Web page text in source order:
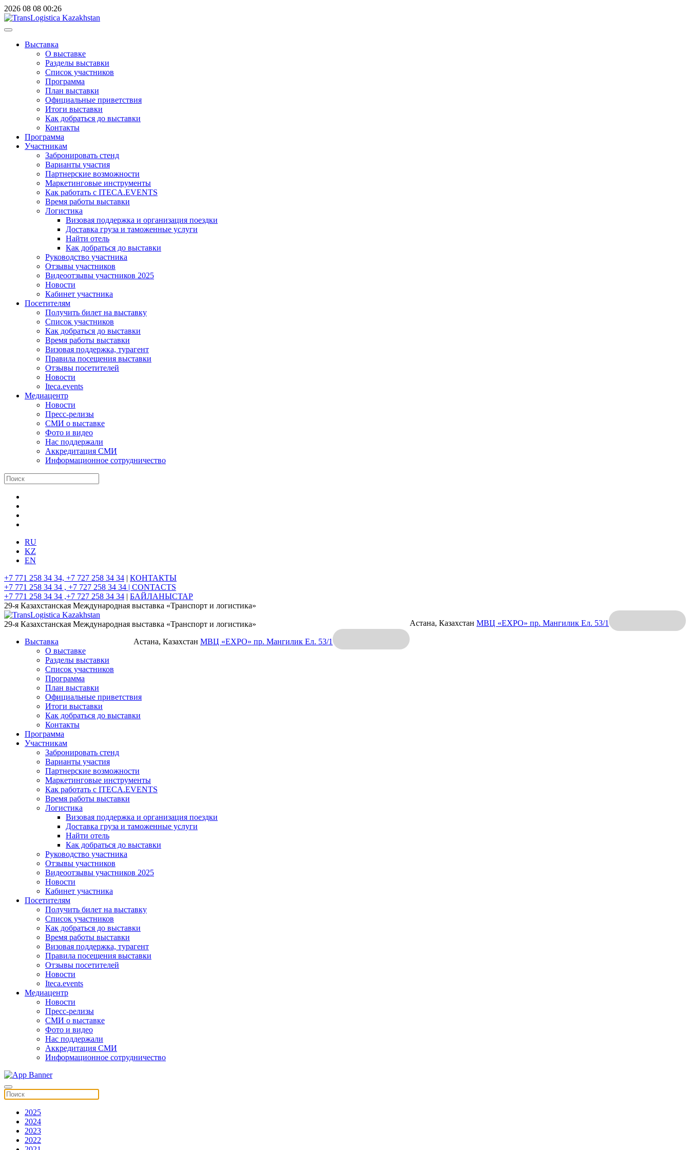
2026 08 08 00:26
Выставка
О выставке
Разделы выставки
Список участников
Программа
План выставки
Официальные приветствия
Итоги выставки
Как добраться до выставки
Контакты
Программа
Участникам
Забронировать стенд
Варианты участия
Партнерские возможности
Маркетинговые инструменты
Как работать с ITECA.EVENTS
Время работы выставки
Логистика
Визовая поддержка и организация поездки
Доставка груза и таможенные услуги
Найти отель
Как добраться до выставки
Руководство участника
Отзывы участников
Видеоотзывы участников 2025
Новости
Кабинет участника
Посетителям
Получить билет на выставку
Список участников
Как добраться до выставки
Время работы выставки
Визовая поддержка, турагент
Правила посещения выставки
Отзывы посетителей
Новости
Iteca.events
Медиацентр
Новости
Пресс-релизы
СМИ о выставке
Фото и видео
Нас поддержали
Аккредитация СМИ
Информационное сотрудничество
RU
KZ
EN
+7 771 258 34 34, +7 727 258 34 34 | КОНТАКТЫ
+7 771 258 34 34 , +7 727 258 34 34 | CONTACTS
+7 771 258 34 34 ,+7 727 258 34 34 | БАЙЛАНЫСТАР
29-я Казахстанская Международная выставка «Транспорт и логистика»
Астана, Казахстан МВЦ «EXPO» пр. Мангилик Ел. 53/1
29-я Казахстанская Международная выставка «Транспорт и логистика»
Астана, Казахстан МВЦ «EXPO» пр. Мангилик Ел. 53/1
Выставка
О выставке
Разделы выставки
Список участников
Программа
План выставки
Официальные приветствия
Итоги выставки
Как добраться до выставки
Контакты
Программа
Участникам
Забронировать стенд
Варианты участия
Партнерские возможности
Маркетинговые инструменты
Как работать с ITECA.EVENTS
Время работы выставки
Логистика
Визовая поддержка и организация поездки
Доставка груза и таможенные услуги
Найти отель
Как добраться до выставки
Руководство участника
Отзывы участников
Видеоотзывы участников 2025
Новости
Кабинет участника
Посетителям
Получить билет на выставку
Список участников
Как добраться до выставки
Время работы выставки
Визовая поддержка, турагент
Правила посещения выставки
Отзывы посетителей
Новости
Iteca.events
Медиацентр
Новости
Пресс-релизы
СМИ о выставке
Фото и видео
Нас поддержали
Аккредитация СМИ
Информационное сотрудничество
2025
2024
2023
2022